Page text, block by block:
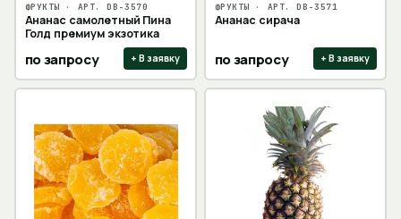
ФРУКТЫ · АРТ.DB-3570
Ананас самолетный Пина
Голд премиум экзотика
по запросу + В заявку
ФРУКТЫ · АРТ.DB-3571
Ананас сирача
по запросу + В заявку